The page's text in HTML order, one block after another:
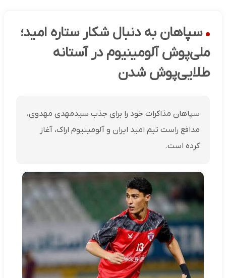
سپاهان به دنبال شکار ستاره امید؛
ملی‌پوش آلومینیوم در آستانه
طلایی‌پوش شدن
سپاهان مذاکرات خود را برای جذب سیدمهدی مهدوی،
مدافع راست تیم امید ایران و آلومینیوم اراک، آغاز
کرده است.